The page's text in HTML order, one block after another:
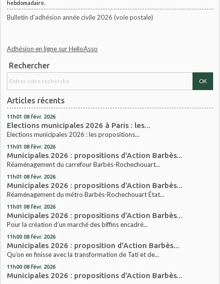
hebdomadaire.
Bulletin d'adhésion année civile 2026 (voie postale)
Adhésion en ligne sur HelloAsso
Rechercher
Articles récents
11h01 08 févr. 2026
Elections municipales 2026 à Paris : les...
Elections municipales 2026 : les propositions...
11h01 08 févr. 2026
Municipales 2026 : propositions d'Action Barbès...
Réaménagement du carrefour Barbès-Rochechouart...
11h01 08 févr. 2026
Municipales 2026 : propositions d'Action Barbès...
Réaménagement du métro Barbès-Rochechouart État...
11h01 08 févr. 2026
Municipales 2026 : propositions d'Action Barbès...
Pour la création d’un marché des biffins encadré...
11h00 08 févr. 2026
Municipales 2026 : proposition d'Action Barbès...
Qu’on en finisse avec la transformation de Tati et de...
11h00 08 févr. 2026
Municipales 2026 : propositions d'Action Barbès...